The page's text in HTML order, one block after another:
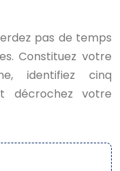
pas de temps
Constituez votre
identifiez cinq
décrochez votre